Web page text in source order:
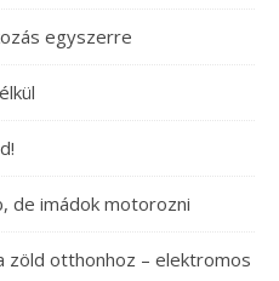
egyszerre
de imádok motorozni
zöld otthonhoz – elektromos